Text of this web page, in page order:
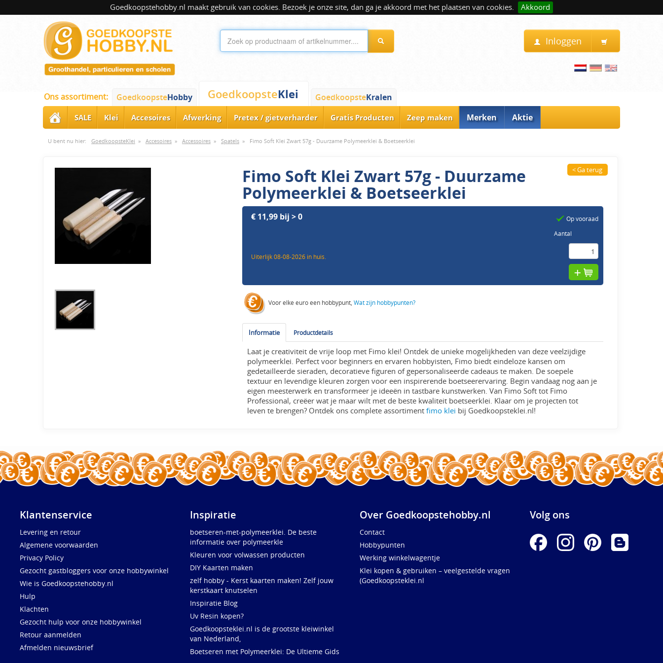
Goedkoopstehobby.nl maakt gebruik van cookies. Bezoek je onze site, dan ga je akkoord met het plaatsen van cookies. Akkoord
Inloggen
Ons assortiment: GoedkoopsteHobby GoedkoopsteKlei GoedkoopsteKralen
SALE Klei Accesoires Afwerking Pretex / gietverharder Gratis Producten Zeep maken Merken Aktie
U bent nu hier: GoedkoopsteKlei » Accesoires » Accessoires » Spatels » Fimo Soft Klei Zwart 57g - Duurzame Polymeerklei & Boetseerklei
Fimo Soft Klei Zwart 57g - Duurzame
Polymeerklei & Boetseerklei
< Ga terug
€ 11,99 bij > 0
Uiterlijk 08-08-2026 in huis.
Op vooraad
Aantal
Voor elke euro een hobbypunt,Wat zijn hobbypunten?
Informatie Productdetails
Laat je creativiteit de vrije loop met Fimo klei! Ontdek de unieke mogelijkheden van deze veelzijdige
polymeerklei. Perfect voor beginners en ervaren hobbyisten, Fimo biedt eindeloze kansen om
gedetailleerde sieraden, decoratieve figuren of gepersonaliseerde cadeaus te maken. De soepele
textuur en levendige kleuren zorgen voor een inspirerende boetseerervaring. Begin vandaag nog aan je
eigen meesterwerk en transformeer je ideeën in tastbare kunstwerken. Van Fimo Soft tot Fimo
Professional, creëer wat je maar wilt met de beste kwaliteit boetseerklei. Klaar om je projecten tot
leven te brengen? Ontdek ons complete assortimentfimo klei bij Goedkoopsteklei.nl!
Klantenservice
Levering en retour
Algemene voorwaarden
Privacy Policy
Gezocht gastbloggers voor onze hobbywinkel
Wie is Goedkoopstehobby.nl
Hulp
Klachten
Gezocht hulp voor onze hobbywinkel
Retour aanmelden
Afmelden nieuwsbrief
Inspiratie
boetseren-met-polymeerklei. De beste
informatie over polymeerkle
Kleuren voor volwassen producten
DIY Kaarten maken
zelf hobby - Kerst kaarten maken! Zelf jouw
kerstkaart knutselen
Inspiratie Blog
Uv Resin kopen?
Goedkoopsteklei.nl is de grootste kleiwinkel
van Nederland,
Boetseren met Polymeerklei: De Ultieme Gids
Over Goedkoopstehobby.nl
Contact
Hobbypunten
Werking winkelwagentje
Klei kopen & gebruiken – veelgestelde vragen
(Goedkoopsteklei.nl
Volg ons